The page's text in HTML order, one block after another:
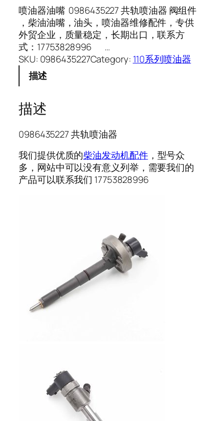
喷油器油嘴 0986435227 共轨喷油器 阀组件
，柴油油嘴，油头，喷油器维修配件，专供
外贸企业，质量稳定，长期出口，联系方
式：17753828996 …
SKU: 0986435227Category: 110系列喷油器
描述
描述
0986435227 共轨喷油器
我们提供优质的柴油发动机配件，型号众
多，网站中可以没有意义列举，需要我们的
产品可以联系我们 17753828996